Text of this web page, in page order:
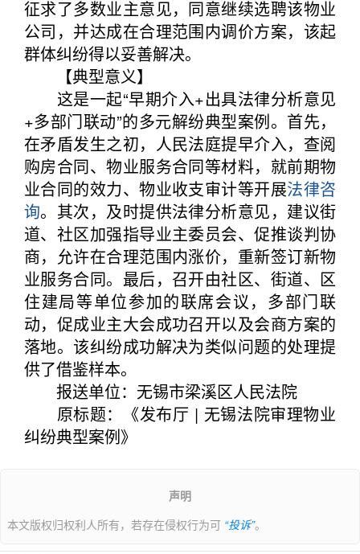
征求了多数业主意见，同意继续选聘该物业
公司，并达成在合理范围内调价方案，该起
群体纠纷得以妥善解决。
【典型意义】
这是一起“早期介入+出具法律分析意见
+多部门联动”的多元解纷典型案例。首先，
在矛盾发生之初，人民法庭提早介入，查阅
购房合同、物业服务合同等材料，就前期物
业合同的效力、物业收支审计等开展法律咨
询。其次，及时提供法律分析意见，建议街
道、社区加强指导业主委员会、促推谈判协
商，允许在合理范围内涨价，重新签订新物
业服务合同。最后，召开由社区、街道、区
住建局等单位参加的联席会议，多部门联
动，促成业主大会成功召开以及会商方案的
落地。该纠纷成功解决为类似问题的处理提
供了借鉴样本。
报送单位：无锡市梁溪区人民法院
原标题：《发布厅 | 无锡法院审理物业
纠纷典型案例》
声明
本文版权归权利人所有，若存在侵权行为可 “投诉”。